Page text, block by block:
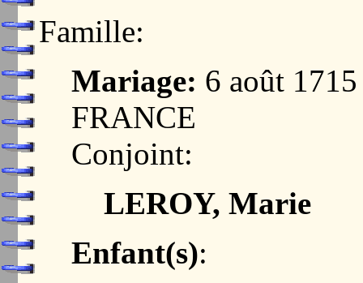
Famille:
Mariage: 6 août
FRANCE
Conjoint:
LEROY, Marie
Enfant(s):